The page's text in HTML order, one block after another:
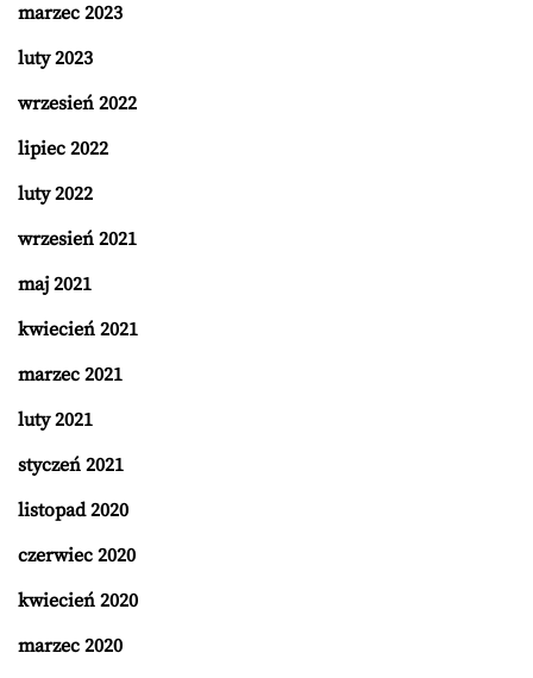
marzec 2023
luty 2023
wrzesień 2022
lipiec 2022
luty 2022
wrzesień 2021
maj 2021
kwiecień 2021
marzec 2021
luty 2021
styczeń 2021
listopad 2020
czerwiec 2020
kwiecień 2020
marzec 2020